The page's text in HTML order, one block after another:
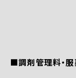
■調剤管理料・